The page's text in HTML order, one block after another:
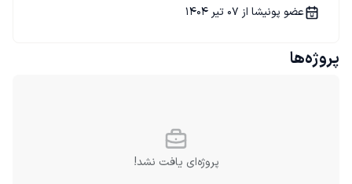
عضو پونیشا از 07 تیر 1404
پروژه‌ها
پروژه‌ای یافت نشد!